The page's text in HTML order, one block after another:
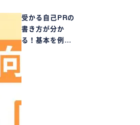
受かる自己PRの
書き方が分か
る！基本を例…